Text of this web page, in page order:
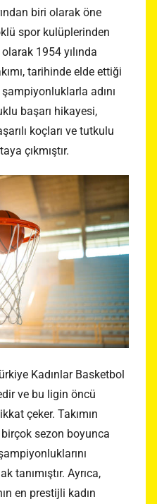
biri olarak öne
spor kulüplerinden
1954 yılında
tarihinde elde ettiği
adını
başarı hikayesi,
koçları ve tutkulu
çıkmıştır.
Kadınlar Basketbol
ve bu ligin öncü
çeker. Takımın
sezon boyunca
tanımıştır. Ayrıca,
en prestijli kadın